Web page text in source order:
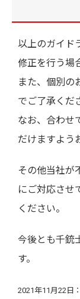
以上のガイド
修正を行う場
また、個別の
でご了承くだ
なお、合わせ
だけますよう
その他当社が
にご対応させ
ください。
今後とも千銃
す。
2021年11月22日